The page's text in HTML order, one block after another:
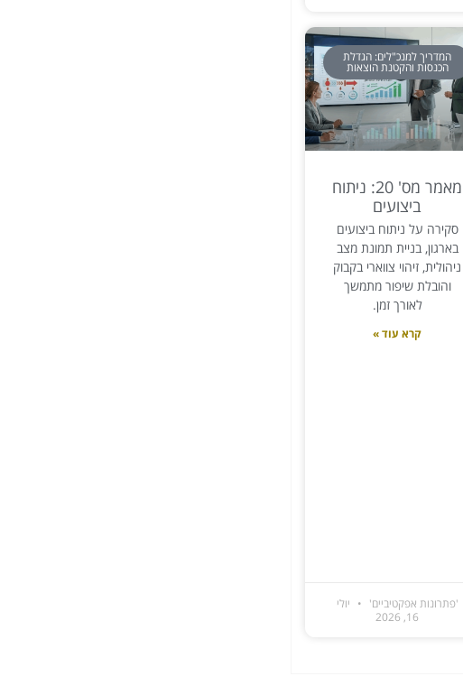
המדריך למנכ"לים: הגדלת
הכנסות והקטנת הוצאות
מאמר מס' 20: ניתוח
ביצועים
סקירה על ניתוח ביצועים
בארגון, בניית תמונת מצב
ניהולית, זיהוי צווארי בקבוק
והובלת שיפור מתמשך
לאורך זמן.
קרא עוד »
'פתרונות אפקטיביים'
יולי
16, 2026